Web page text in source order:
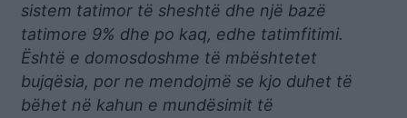
sistem tatimor të sheshtë dhe një bazë
tatimore 9% dhe po kaq, edhe tatimfitimi.
Është e domosdoshme të mbështetet
bujqësia, por ne mendojmë se kjo duhet të
bëhet në kahun e mundësimit të